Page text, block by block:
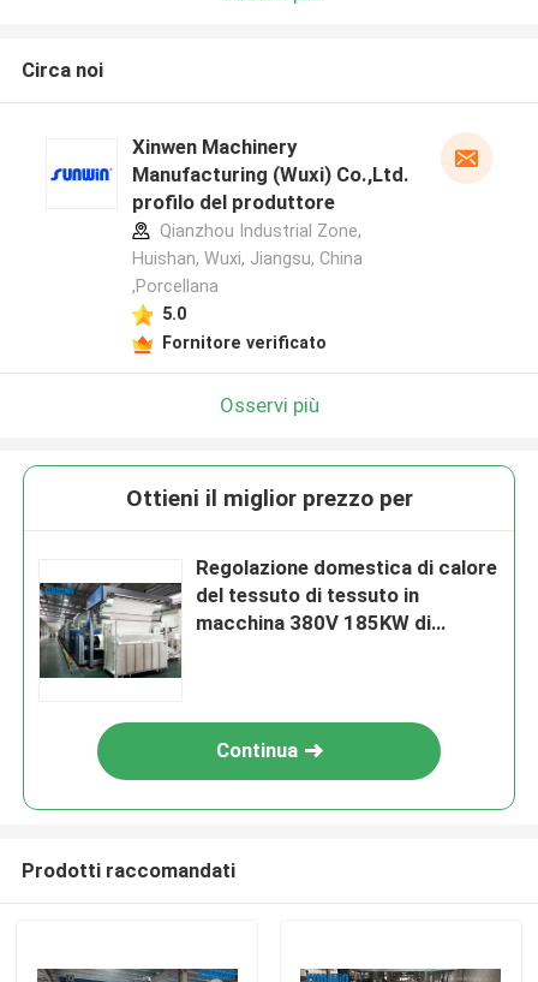
Circa noi
Xinwen Machinery
Manufacturing (Wuxi) Co.,Ltd.
profilo del produttore
Qianzhou Industrial Zone,
Huishan, Wuxi, Jiangsu, China
,Porcellana
5.0
Fornitore verificato
Osservi più
Ottieni il miglior prezzo per
Regolazione domestica di calore
del tessuto di tessuto in
macchina 380V 185KW di
Continua
Prodotti raccomandati